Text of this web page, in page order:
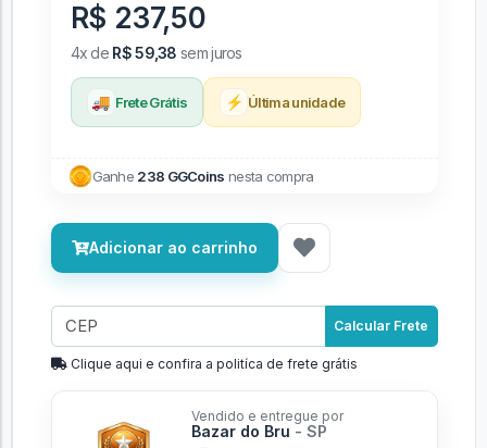
R$ 237,50
4x de R$ 59,38 sem juros
🚚 Frete Grátis ⚡ Última unidade
Ganhe 238 GGCoins nesta compra
Adicionar ao carrinho
Calcular Frete
Clique aqui e confira a politíca de frete grátis
Vendido e entregue por
Bazar do Bru - SP